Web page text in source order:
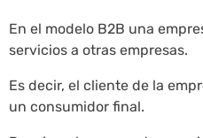
En el modelo B2B una
servicios a otras empresas.
Es decir, el cliente de la
un consumidor final.